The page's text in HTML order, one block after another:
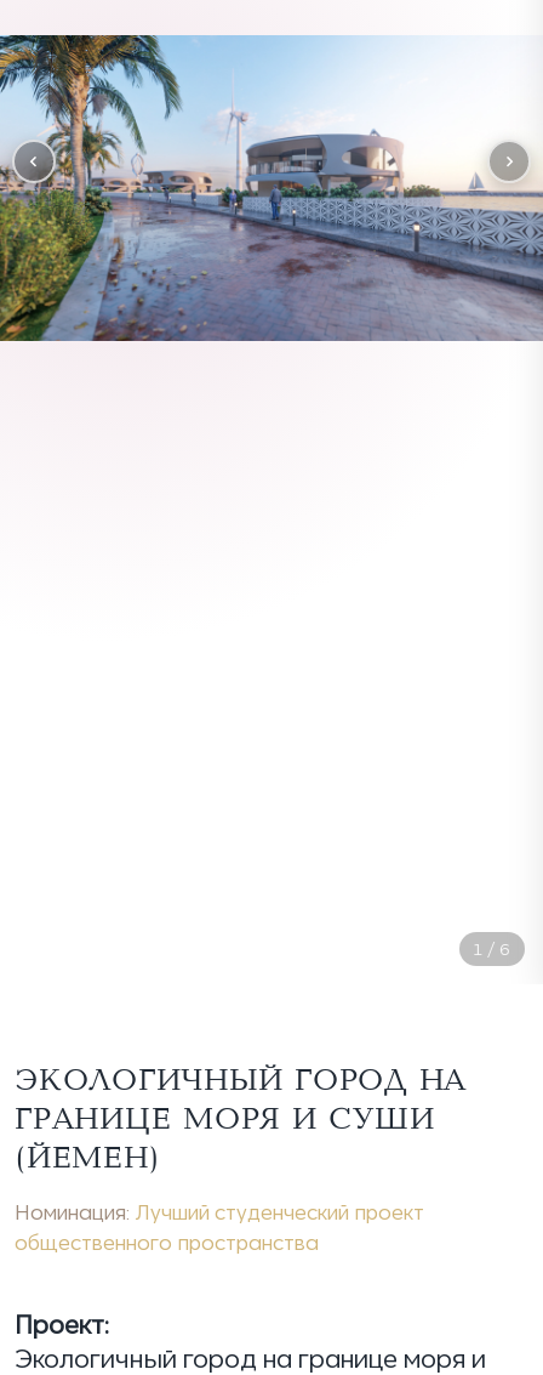
1 / 6
ЭКОЛОГИЧНЫЙ ГОРОД НА
ГРАНИЦЕ МОРЯ И СУШИ
(ЙЕМЕН)
Номинация: Лучший студенческий проект
общественного пространства
Проект:
Экологичный город на границе моря и